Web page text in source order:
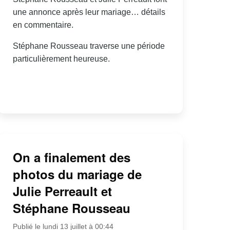
une annonce après leur mariage… détails
en commentaire.
Stéphane Rousseau traverse une période
particulièrement heureuse.
On a finalement des
photos du mariage de
Julie Perreault et
Stéphane Rousseau
Publié le lundi 13 juillet à 00:44